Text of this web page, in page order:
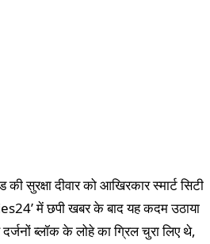
दीवार को आखिरकार स्मार्ट सिटी
में छपी खबर के बाद यह कदम उठाया
ब्लॉक के लोहे का ग्रिल चुरा लिए थे,